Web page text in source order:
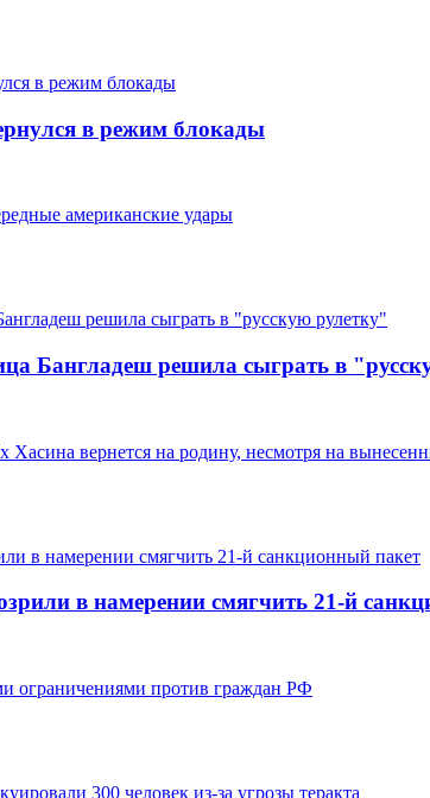
в режим блокады
американские удары
Бангладеш решила сыграть в
вернется на родину, несмотря на
в намерении смягчить 21-й
ограничениями против граждан РФ